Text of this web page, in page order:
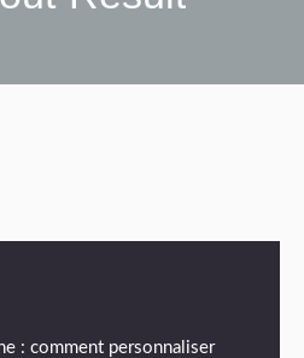
: comment personnaliser